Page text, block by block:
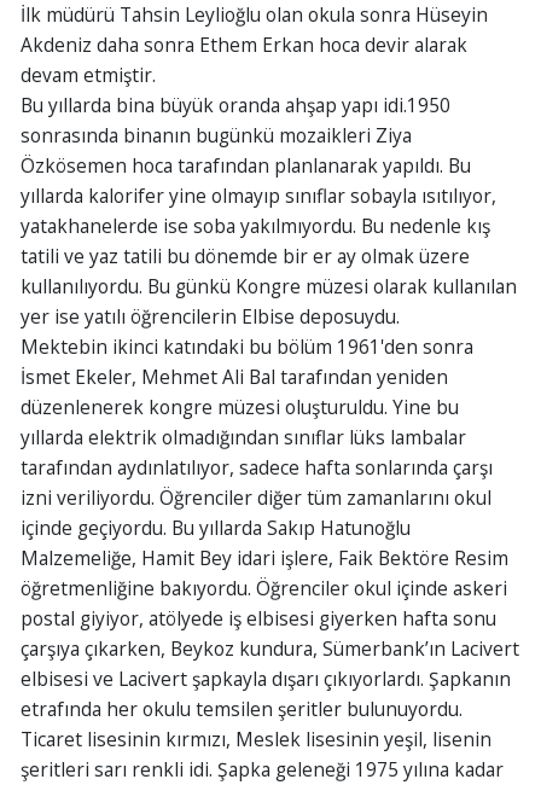
İlk müdürü Tahsin Leylioğlu olan okula sonra Hüseyin
Akdeniz daha sonra Ethem Erkan hoca devir alarak
devam etmiştir.
Bu yıllarda bina büyük oranda ahşap yapı idi.1950
sonrasında binanın bugünkü mozaikleri Ziya
Özkösemen hoca tarafından planlanarak yapıldı. Bu
yıllarda kalorifer yine olmayıp sınıflar sobayla ısıtılıyor,
yatakhanelerde ise soba yakılmıyordu. Bu nedenle kış
tatili ve yaz tatili bu dönemde bir er ay olmak üzere
kullanılıyordu. Bu günkü Kongre müzesi olarak kullanılan
yer ise yatılı öğrencilerin Elbise deposuydu.
Mektebin ikinci katındaki bu bölüm 1961'den sonra
İsmet Ekeler, Mehmet Ali Bal tarafından yeniden
düzenlenerek kongre müzesi oluşturuldu. Yine bu
yıllarda elektrik olmadığından sınıflar lüks lambalar
tarafından aydınlatılıyor, sadece hafta sonlarında çarşı
izni veriliyordu. Öğrenciler diğer tüm zamanlarını okul
içinde geçiyordu. Bu yıllarda Sakıp Hatunoğlu
Malzemeliğe, Hamit Bey idari işlere, Faik Bektöre Resim
öğretmenliğine bakıyordu. Öğrenciler okul içinde askeri
postal giyiyor, atölyede iş elbisesi giyerken hafta sonu
çarşıya çıkarken, Beykoz kundura, Sümerbank’ın Lacivert
elbisesi ve Lacivert şapkayla dışarı çıkıyorlardı. Şapkanın
etrafında her okulu temsilen şeritler bulunuyordu.
Ticaret lisesinin kırmızı, Meslek lisesinin yeşil, lisenin
şeritleri sarı renkli idi. Şapka geleneği 1975 yılına kadar